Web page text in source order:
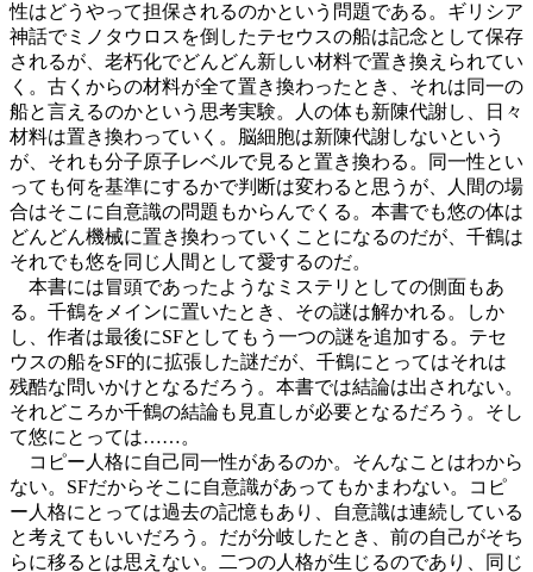
性はどうやって担保されるのかという問題である。ギリシア
神話でミノタウロスを倒したテセウスの船は記念として保存
されるが、老朽化でどんどん新しい材料で置き換えられてい
く。古くからの材料が全て置き換わったとき、それは同一の
船と言えるのかという思考実験。人の体も新陳代謝し、日々
材料は置き換わっていく。脳細胞は新陳代謝しないという
が、それも分子原子レベルで見ると置き換わる。同一性とい
っても何を基準にするかで判断は変わると思うが、人間の場
合はそこに自意識の問題もからんでくる。本書でも悠の体は
どんどん機械に置き換わっていくことになるのだが、千鶴は
それでも悠を同じ人間として愛するのだ。
本書には冒頭であったようなミステリとしての側面もあ
る。千鶴をメインに置いたとき、その謎は解かれる。しか
し、作者は最後にSFとしてもう一つの謎を追加する。テセ
ウスの船をSF的に拡張した謎だが、千鶴にとってはそれは
残酷な問いかけとなるだろう。本書では結論は出されない。
それどころか千鶴の結論も見直しが必要となるだろう。そし
て悠にとっては……。
コピー人格に自己同一性があるのか。そんなことはわから
ない。SFだからそこに自意識があってもかまわない。コピ
ー人格にとっては過去の記憶もあり、自意識は連続している
と考えてもいいだろう。だが分岐したとき、前の自己がそち
らに移るとは思えない。二つの人格が生じるのであり、同じ